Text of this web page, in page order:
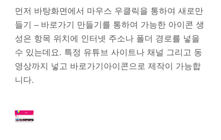
먼저 바탕화면에서 마우스 우클릭을 통하여 새로만
들기 – 바로가기 만들기를 통하여 가능한 아이콘 생
성은 항목 위치에 인터넷 주소나 폴더 경로를 넣을
수 있는데요. 특정 유튜브 사이트나 채널 그리고 동
영상까지 넣고 바로가기아이콘으로 제작이 가능합
니다.